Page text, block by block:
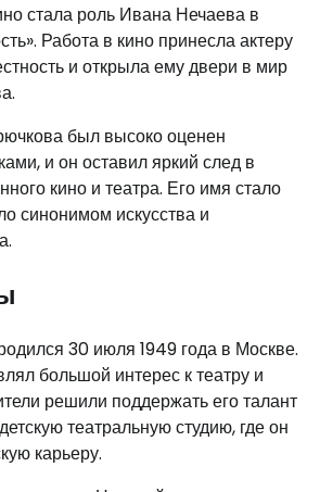
стала роль Ивана Нечаева в
Работа в кино принесла актеру
и открыла ему двери в мир
был высоко оценен
и он оставил яркий след в
кино и театра. Его имя стало
синонимом искусства и
30 июля 1949 года в Москве.
большой интерес к театру и
решили поддержать его талант
театральную студию, где он
карьеру.